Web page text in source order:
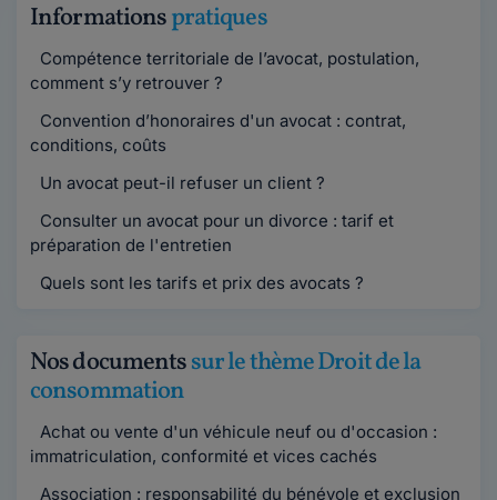
Informationspratiques
Compétence territoriale de l’avocat, postulation,
comment s’y retrouver ?
Convention d’honoraires d'un avocat : contrat,
conditions, coûts
Un avocat peut-il refuser un client ?
Consulter un avocat pour un divorce : tarif et
préparation de l'entretien
Quels sont les tarifs et prix des avocats ?
Nos documentssur le thème Droit de la
consommation
Achat ou vente d'un véhicule neuf ou d'occasion :
immatriculation, conformité et vices cachés
Association : responsabilité du bénévole et exclusion